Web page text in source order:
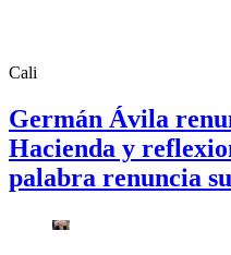
Cali
Germán Ávila
Hacienda y
palabra renuncia